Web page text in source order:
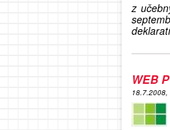
z
WEB
18.7.2008,